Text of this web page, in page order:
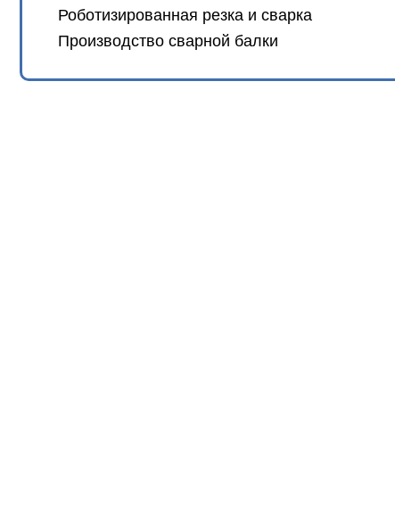
Роботизированная резка и сварка
Производство сварной балки